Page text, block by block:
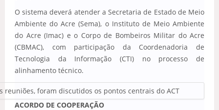
O sistema deverá atender a Secretaria de Estado de Meio
Ambiente do Acre (Sema), o Instituto de Meio Ambiente
do Acre (Imac) e o Corpo de Bombeiros Militar do Acre
(CBMAC), com participação da Coordenadoria de
Tecnologia da Informação (CTI) no processo de
alinhamento técnico.
reuniões, foram discutidos os pontos centrais do ACT
ACORDO DE COOPERAÇÃO